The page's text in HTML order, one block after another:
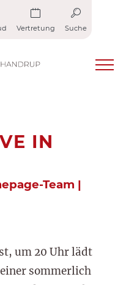
Vertretung Suche
IN
Team |
um 20 Uhr lädt
sommerlich